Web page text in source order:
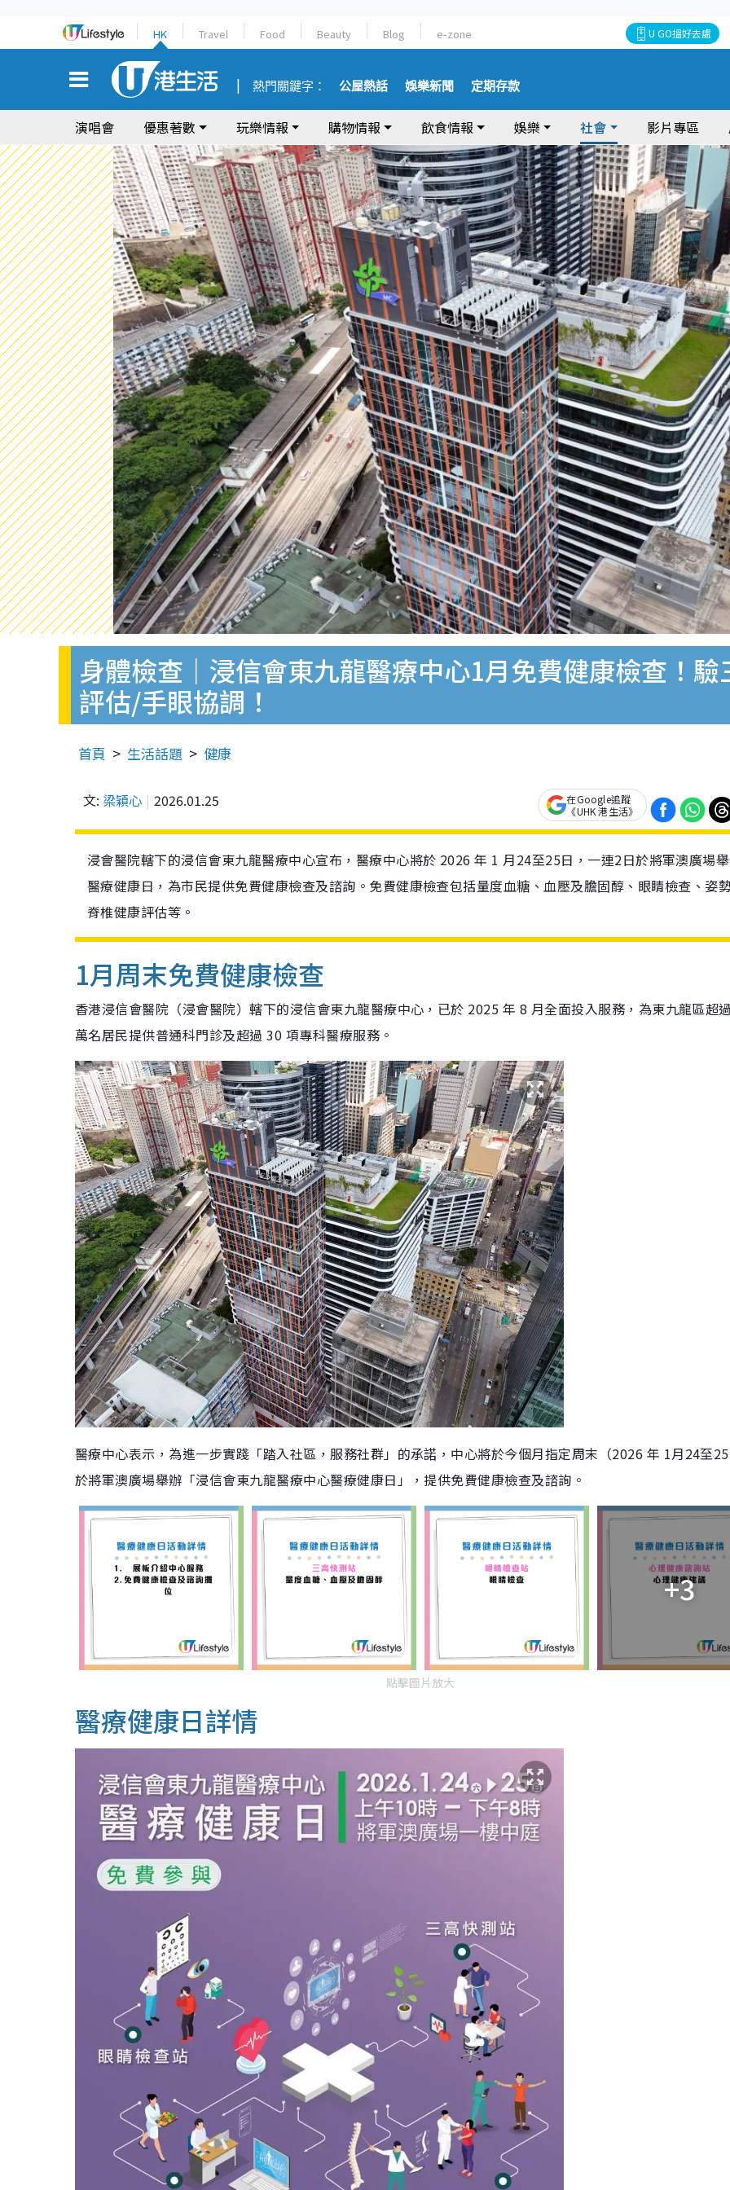
HK Travel Food Beauty Blog e-zone U GO搵好去處
熱門關鍵字： 公屋熱話 娛樂新聞 定期存款
演唱會 優惠著數 玩樂情報 購物情報 飲食情報 娛樂 社會 影片專區
身體檢查｜浸信會東九龍醫療中心1月免費健康檢查！
評估/手眼協調！
首頁 生活話題 健康
文: 梁穎心 2026.01.25
在Google追蹤
《UHK 港生活》
浸會醫院轄下的浸信會東九龍醫療中心宣布，醫療中心將於 2026 年 1 月24至25日，一連2日於將軍澳廣場
醫療健康日，為市民提供免費健康檢查及諮詢。免費健康檢查包括量度血糖、血壓及膽固醇、眼睛檢查、姿
脊椎健康評估等。
1月周末免費健康檢查
香港浸信會醫院（浸會醫院）轄下的浸信會東九龍醫療中心，已於 2025 年 8 月全面投入服務，為東九龍區超
萬名居民提供普通科門診及超過 30 項專科醫療服務。
醫療中心表示，為進一步實踐「踏入社區，服務社群」的承諾，中心將於今個月指定周末（2026 年 1月24至
於將軍澳廣場舉辦「浸信會東九龍醫療中心醫療健康日」，提供免費健康檢查及諮詢。
+3
點擊圖片放大
醫療健康日詳情